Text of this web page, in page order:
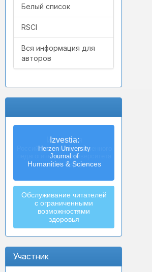
Белый список
RSCI
Вся информация для
авторов
Izvestia:
Herzen University
Journal of
Humanities & Sciences
Обслуживание читателей
с ограниченными
возможностями
здоровья
Участник